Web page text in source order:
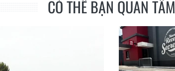
CÓ THỂ BẠN QUAN TÂM